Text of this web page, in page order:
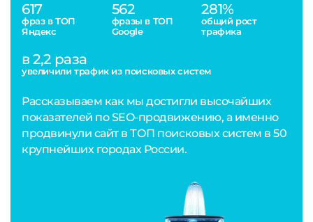
617
фраз в ТОП
Яндекс
562
фразы в ТОП
Google
281%
общий рост
трафика
в 2,2 раза
увеличили трафик из поисковых систем
Рассказываем как мы достигли высочайших
показателей по SEO-продвижению, а именно
продвинули сайт в ТОП поисковых систем в 50
крупнейших городах России.